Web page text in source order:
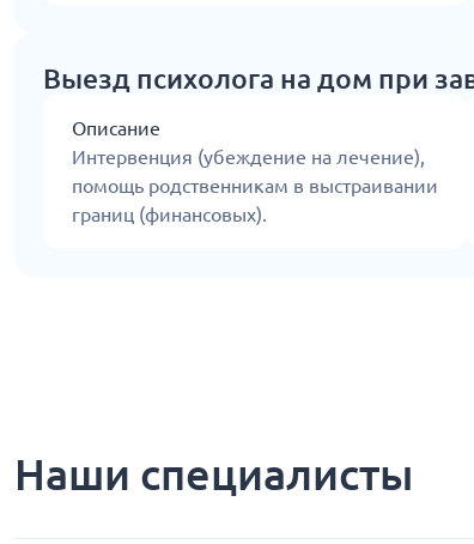
Выезд психолога на дом при
Описание
Интервенция (убеждение на лечение),
помощь родственникам в выстраивании
границ (финансовых).
Наши специалисты